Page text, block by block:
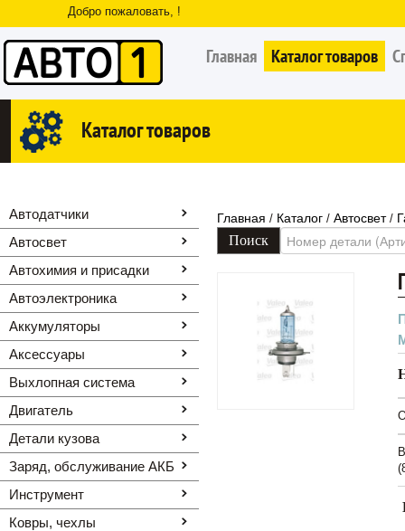
Добро пожаловать, !
Главная Каталог товаров
Каталог товаров
Автодатчики
Автосвет
Автохимия и присадки
Автоэлектроника
Аккумуляторы
Аксессуары
Выхлопная система
Двигатель
Детали кузова
Заряд, обслуживание АКБ
Инструмент
Ковры, чехлы
Главная / Каталог / Автосвет/